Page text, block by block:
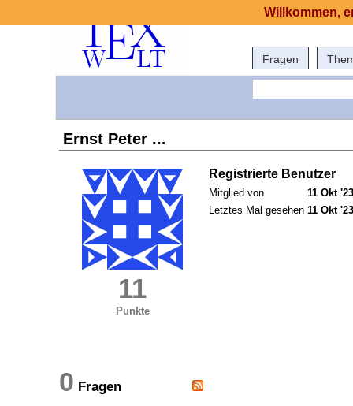
Fragen
Ernst Peter ...
11
Punkte
Registrierte Benutzer
Mitglied von
11 Okt
Letztes Mal gesehen 11 Okt
0 Fragen
Willkommen,